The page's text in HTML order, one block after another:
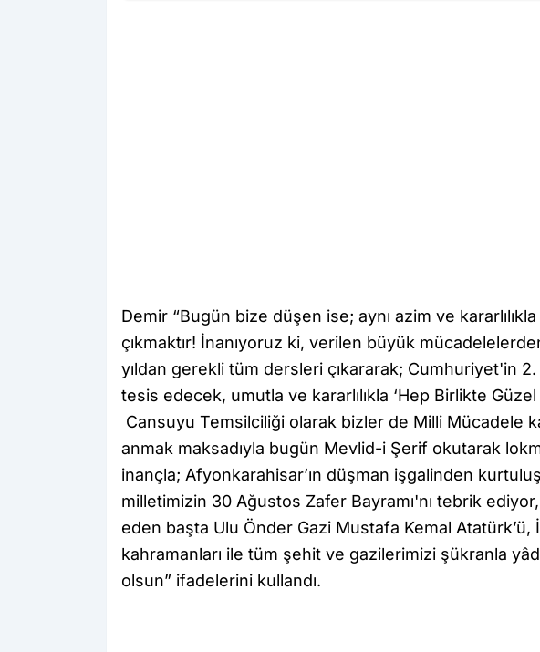
Demir “Bugün bize düşen ise; aynı azim ve
çıkmaktır! İnanıyoruz ki, verilen büyük
yıldan gerekli tüm dersleri çıkararak; Cumhuriyet'in 2.
tesis edecek, umutla ve kararlılıkla ‘Hep Birlikte Güzel
Cansuyu Temsilciliği olarak bizler de Milli Mücadele
anmak maksadıyla bugün Mevlid-i Şerif okutarak
inançla; Afyonkarahisar’ın düşman işgalinden
milletimizin 30 Ağustos Zafer Bayramı'nı tebrik
eden başta Ulu Önder Gazi Mustafa Kemal
kahramanları ile tüm şehit ve gazilerimizi şükranla
olsun” ifadelerini kullandı.